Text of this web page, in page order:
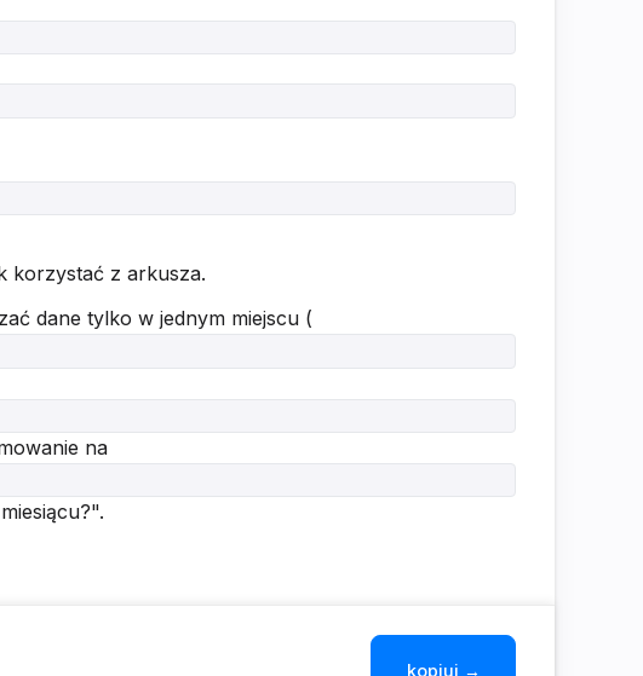
korzystać z arkusza.
dane tylko w jednym miejscu (
na
kopiuj →